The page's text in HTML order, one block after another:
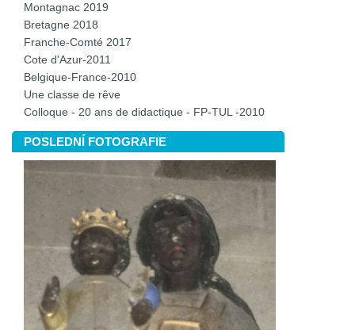
Montagnac 2019
Bretagne 2018
Franche-Comté 2017
Cote d'Azur-2011
Belgique-France-2010
Une classe de rêve
Colloque - 20 ans de didactique - FP-TUL -2010
POSLEDNÍ FOTOGRAFIE